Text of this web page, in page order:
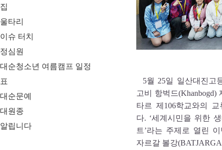
집
울타리
이슈 터치
정심원
대순청소년 여름캠프 일정
표
대순문예
대원종
알립니다
5월 25일 일산대진고
고비 항벅드(Khanbogd)
타르 제106학교와의
다. ‘세계시민을 위한
트’라는 주제로 열린
자르갈 볼강